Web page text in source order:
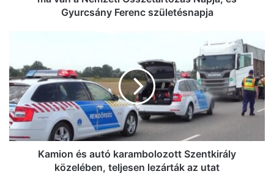
Összetartozás
Ferenc
születésnapja
Gyurcsány Ferenc születésnapja
karambolozott
Szentkirály
közelében,
teljesen
lezárták
az
Kamion és autó karambolozott Szentkirály
közelében, teljesen lezárták az utat